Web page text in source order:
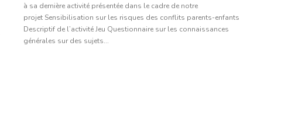
à sa dernière activité présentée dans le cadre de notre
projet Sensibilisation sur les risques des conflits parents-enfants
Descriptif de l’activité Jeu Questionnaire sur les connaissances
générales sur des sujets...